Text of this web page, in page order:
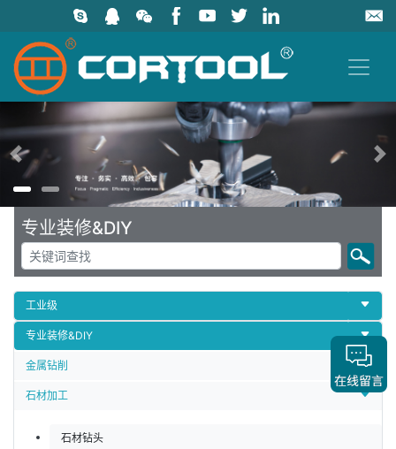
上一页
专业装修&DIY
工业级
专业装修&DIY
金属钻削
石材加工
石材钻头